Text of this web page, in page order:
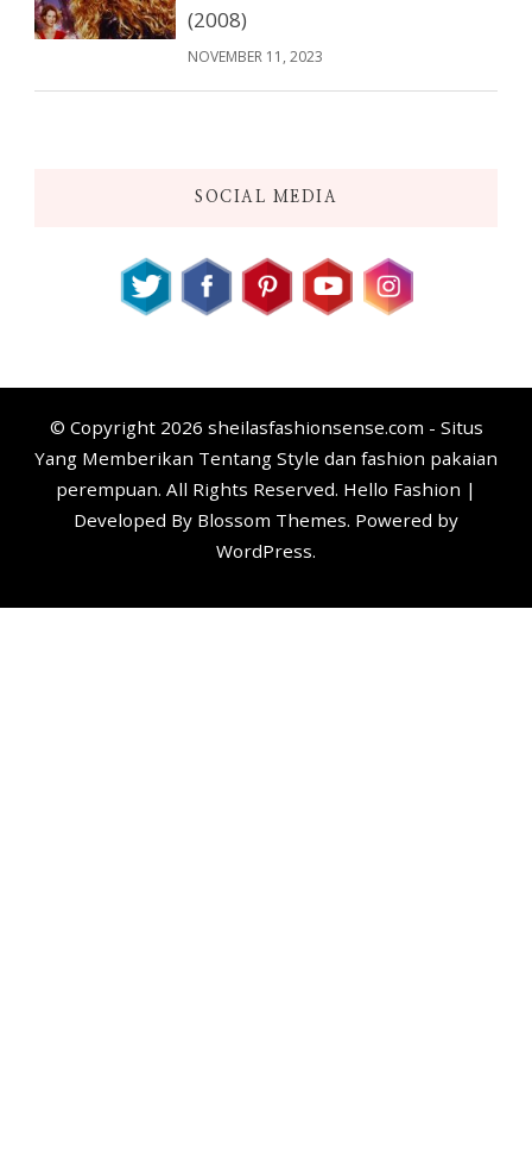
(2008)
NOVEMBER 11, 2023
SOCIAL MEDIA
© Copyright 2026 sheilasfashionsense.com - Situs
Yang Memberikan Tentang Style dan fashion pakaian
perempuan. All Rights Reserved. Hello Fashion |
Developed By Blossom Themes. Powered by
WordPress.